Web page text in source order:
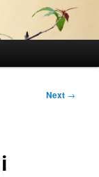
Next →